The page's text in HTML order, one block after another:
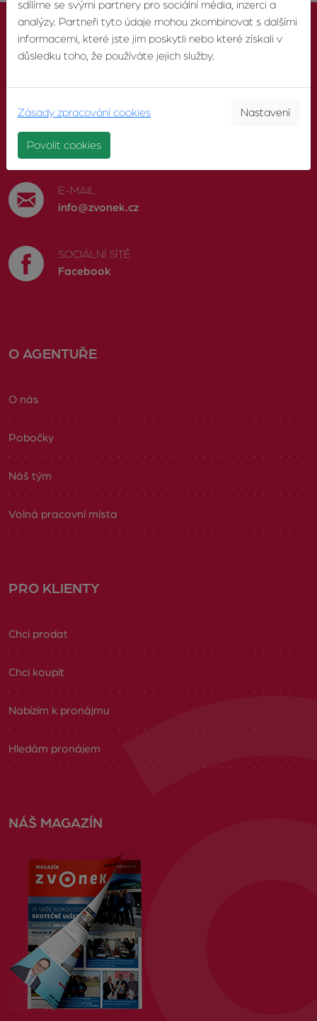
603 246 680
E-MAIL
info@zvonek.cz
SOCIÁLNÍ SÍTĚ
Facebook
O AGENTUŘE
O nás
Pobočky
Náš tým
Volná pracovní místa
PRO KLIENTY
Chci prodat
Chci koupit
Nabízím k pronájmu
Hledám pronájem
NÁŠ MAGAZÍN
sdílíme se svými partnery pro sociální média, inzerci a
analýzy. Partneři tyto údaje mohou zkombinovat s dalšími
informacemi, které jste jim poskytli nebo které získali v
důsledku toho, že používáte jejich služby.
Zásady zpracování cookies Nastavení
Povolit cookies